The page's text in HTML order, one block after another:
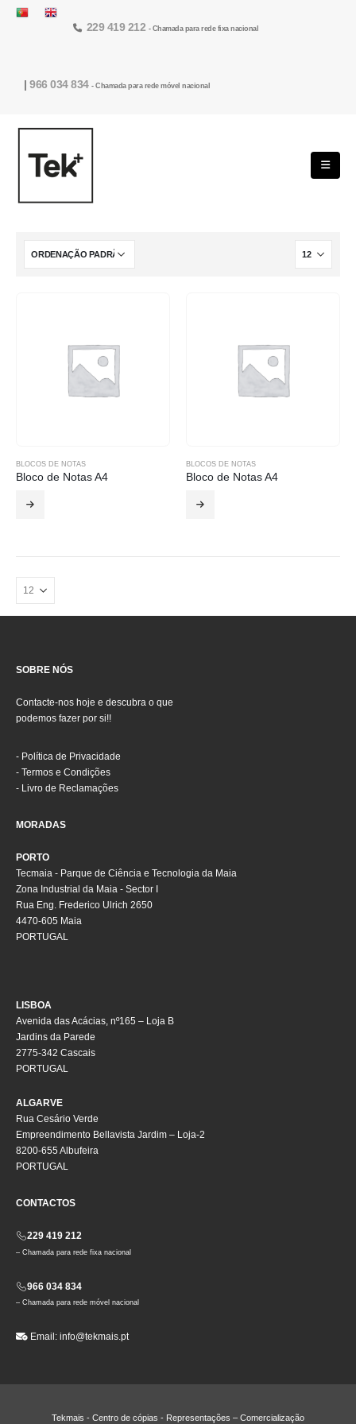
229 419 212 - Chamada para rede fixa nacional
| 966 034 834 - Chamada para rede móvel nacional
BLOCOS DE NOTAS
Bloco de Notas A4
BLOCOS DE NOTAS
Bloco de Notas A4
SOBRE NÓS
Contacte-nos hoje e descubra o que
podemos fazer por si!!
- Política de Privacidade
- Termos e Condições
- Livro de Reclamações
MORADAS
PORTO
Tecmaia - Parque de Ciência e Tecnologia da Maia
Zona Industrial da Maia - Sector I
Rua Eng. Frederico Ulrich 2650
4470-605 Maia
PORTUGAL
LISBOA
Avenida das Acácias, nº165 – Loja B
Jardins da Parede
2775-342 Cascais
PORTUGAL
ALGARVE
Rua Cesário Verde
Empreendimento Bellavista Jardim – Loja-2
8200-655 Albufeira
PORTUGAL
CONTACTOS
229 419 212
– Chamada para rede fixa nacional
966 034 834
– Chamada para rede móvel nacional
Email: info@tekmais.pt
Tekmais - Centro de cópias - Representações – Comercialização